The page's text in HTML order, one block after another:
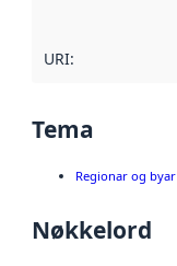
URI:
Tema
Regionar og byar
Nøkkelord